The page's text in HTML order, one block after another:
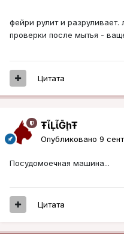
фейри рулит и
проверки после мытья -
Цитата
ŦᾡἷḶἷḠḩŦ
Опубликовано 9
Посудомоечная машина...
Цитата